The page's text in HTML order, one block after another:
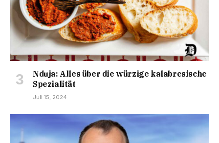
Nduja: Alles über die würzige kalabresische
Spezialität
Juli 15, 2024